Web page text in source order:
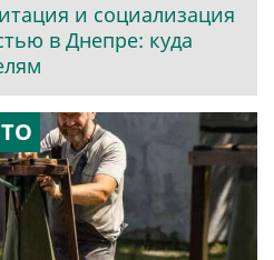
и социализация
в Днепре: куда